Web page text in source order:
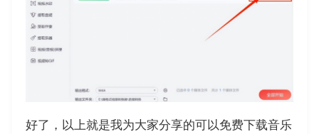
好了，以上就是我为大家分享的可以免费下载音乐